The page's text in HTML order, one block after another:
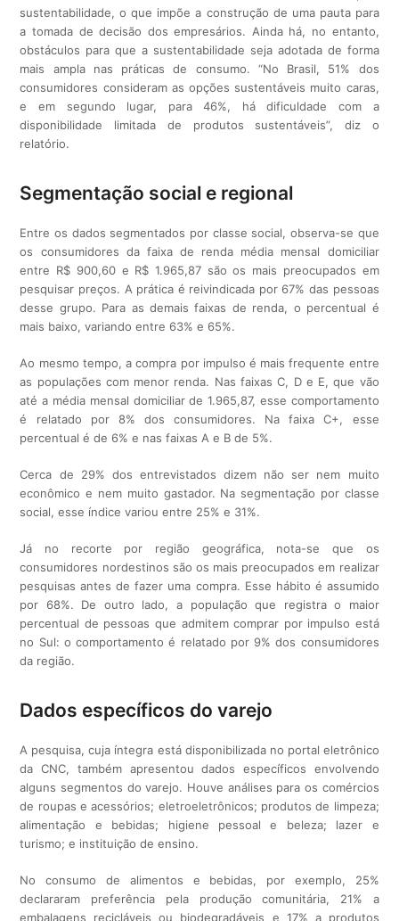
sustentabilidade, o que impõe a construção de uma pauta para
a tomada de decisão dos empresários. Ainda há, no entanto,
obstáculos para que a sustentabilidade seja adotada de forma
mais ampla nas práticas de consumo. “No Brasil, 51% dos
consumidores consideram as opções sustentáveis muito caras,
e em segundo lugar, para 46%, há dificuldade com a
disponibilidade limitada de produtos sustentáveis”, diz o
relatório.
Segmentação social e regional
Entre os dados segmentados por classe social, observa-se que
os consumidores da faixa de renda média mensal domiciliar
entre R$ 900,60 e R$ 1.965,87 são os mais preocupados em
pesquisar preços. A prática é reivindicada por 67% das pessoas
desse grupo. Para as demais faixas de renda, o percentual é
mais baixo, variando entre 63% e 65%.
Ao mesmo tempo, a compra por impulso é mais frequente entre
as populações com menor renda. Nas faixas C, D e E, que vão
até a média mensal domiciliar de 1.965,87, esse comportamento
é relatado por 8% dos consumidores. Na faixa C+, esse
percentual é de 6% e nas faixas A e B de 5%.
Cerca de 29% dos entrevistados dizem não ser nem muito
econômico e nem muito gastador. Na segmentação por classe
social, esse índice variou entre 25% e 31%.
Já no recorte por região geográfica, nota-se que os
consumidores nordestinos são os mais preocupados em realizar
pesquisas antes de fazer uma compra. Esse hábito é assumido
por 68%. De outro lado, a população que registra o maior
percentual de pessoas que admitem comprar por impulso está
no Sul: o comportamento é relatado por 9% dos consumidores
da região.
Dados específicos do varejo
A pesquisa, cuja íntegra está disponibilizada no portal eletrônico
da CNC, também apresentou dados específicos envolvendo
alguns segmentos do varejo. Houve análises para os comércios
de roupas e acessórios; eletroeletrônicos; produtos de limpeza;
alimentação e bebidas; higiene pessoal e beleza; lazer e
turismo; e instituição de ensino.
No consumo de alimentos e bebidas, por exemplo, 25%
declararam preferência pela produção comunitária, 21% a
embalagens recicláveis ou biodegradáveis e 17% a produtos